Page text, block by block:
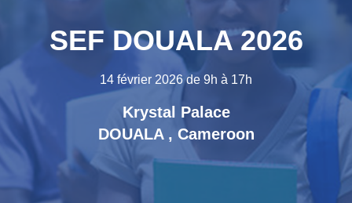
SEF DOUALA 2026
14 février 2026 de 9h à 17h
Krystal Palace
DOUALA , Cameroon